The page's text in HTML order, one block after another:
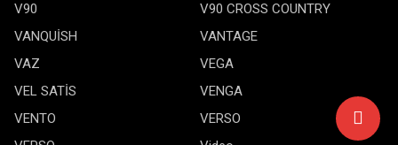
V90
V90 CROSS COUNTRY
VANQUİSH
VANTAGE
VAZ
VEGA
VEL SATİS
VENGA
VENTO
VERSO